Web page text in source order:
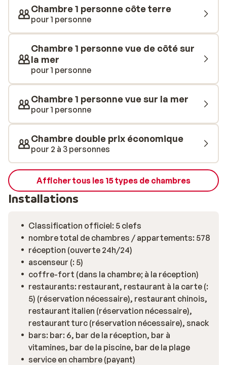
gratuit ainsi qu'un balcon ou une terrasse. L'hôtel est
directement situé sur la plage, où des transats avec
parasols sont mis à votre disposition. Baignades
rafraîchissantes et purs moments de plaisir aquatique
vous attendent, grâce à l'impressionnant espace
piscine de l'hôtel. Avec plusieurs piscines, dont une
spécialement pour les enfants et un parc aquatique
détendre et partager des moments amusants en
famille. Pour votre parfaite relaxation, le centre de
bien-être de l'hôtel propose des soins au hammam et
des massages. Les amateurs d'activités physique
pourront s'essayer aux sports nautiques, au beach-
volley, au tennis de table et se rendre à la salle de sport.
Les enfants, quant à eux, s'amuseront au mini-club ou
dans la piscine qui leur est dédiée, en compagnie de
leurs nouveaux amis. Le Sunmelia Beach Hotel offre un
journée par un copieux petit-déjeuner buffet, savourez
des plats internationaux et locaux au déjeuner et au
dîner, ou laissez-vous tenter par les spécialités des
restaurants à la carte. Terminez la soirée en beauté en
sirotant un cocktail dans l'un des bars de l'hôtel. Bon
séjour!
Chambre 1 personne côte terre
pour 1 personne
Chambre 1 personne vue de côté sur
la mer
pour 1 personne
Chambre 1 personne vue sur la mer
pour 1 personne
Chambre double prix économique
pour 2 à 3 personnes
Afficher tous les 15 types de chambres
Installations
Classification officiel: 5 clefs
nombre total de chambres / appartements: 578
réception (ouverte 24h/24)
ascenseur (: 5)
coffre-fort (dans la chambre; à la réception)
restaurants: restaurant, restaurant à la carte (:
5) (réservation nécessaire), restaurant chinois,
restaurant italien (réservation nécessaire),
restaurant turc (réservation nécessaire), snack
bars: bar: 6, bar de la réception, bar à
vitamines, bar de la piscine, bar de la plage
service en chambre (payant)